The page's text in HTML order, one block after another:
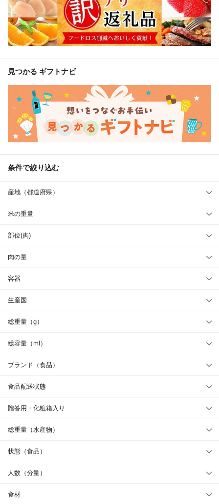
見つかる ギフトナビ
条件で絞り込む
産地（都道府県）
米の重量
部位(肉)
肉の量
容器
生産国
総重量（g）
総容量（ml）
ブランド（食品）
食品配送状態
贈答用・化粧箱入り
総重量（水産物）
状態（食品）
人数（分量）
食材